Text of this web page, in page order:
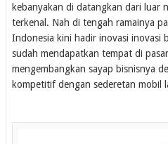
kebanyakan di datangkan dari luar
terkenal. Nah di tengah ramainya
Indonesia kini hadir inovasi inovasi
sudah mendapatkan tempat di
mengembangkan sayap bisnisnya
kompetitif dengan sederetan mobil